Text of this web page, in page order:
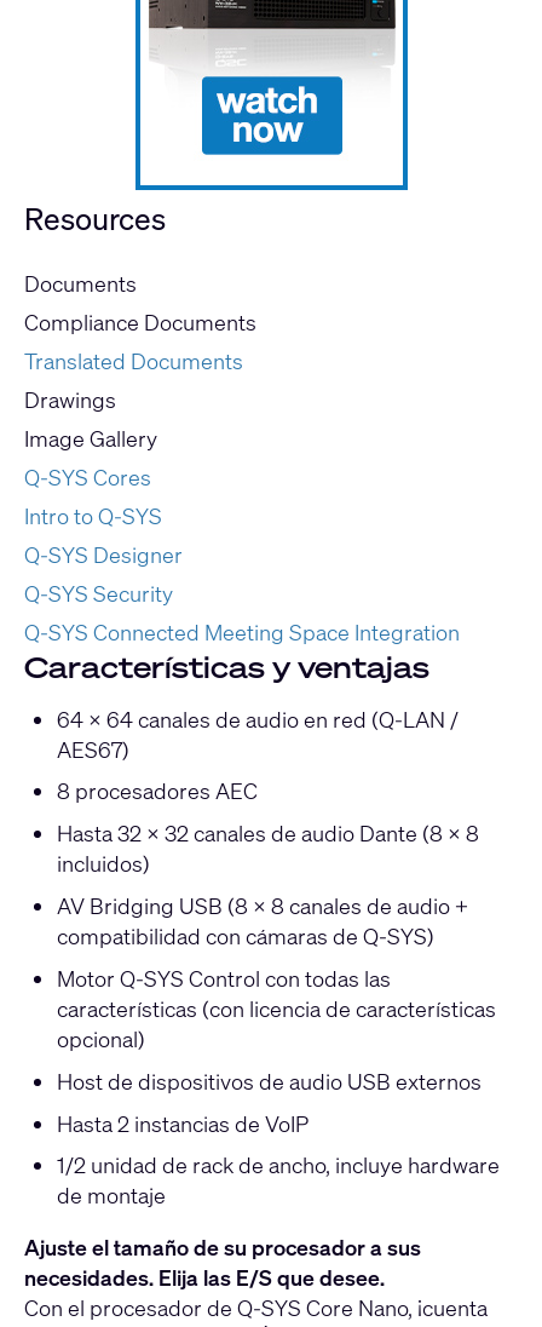
Resources
Documents
Compliance Documents
Translated Documents
Drawings
Image Gallery
Q-SYS Cores
Intro to Q-SYS
Q-SYS Designer
Q-SYS Security
Q-SYS Connected Meeting Space Integration
Características y ventajas
64 × 64 canales de audio en red (Q-LAN /
AES67)
8 procesadores AEC
Hasta 32 × 32 canales de audio Dante (8 × 8
incluidos)
AV Bridging USB (8 × 8 canales de audio +
compatibilidad con cámaras de Q-SYS)
Motor Q-SYS Control con todas las
características (con licencia de características
opcional)
Host de dispositivos de audio USB externos
Hasta 2 instancias de VoIP
1/2 unidad de rack de ancho, incluye hardware
de montaje
Ajuste el tamaño de su procesador a sus
necesidades. Elija las E/S que desee.
Con el procesador de Q-SYS Core Nano, ¡cuenta